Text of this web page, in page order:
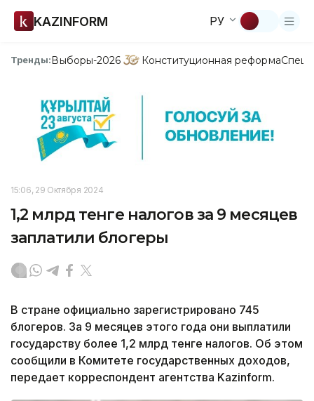
KAZINFORM РУ
Тренды:Выборы-2026 Конституционная реформа
15:06, 29 Октября 2024
1,2 млрд тенге налогов за 9 месяцев
заплатили блогеры
В стране официально зарегистрировано 745
блогеров. За 9 месяцев этого года они выплатили
государству более 1,2 млрд тенге налогов. Об этом
сообщили в Комитете государственных доходов,
передает корреспондент агентства Kazinform.